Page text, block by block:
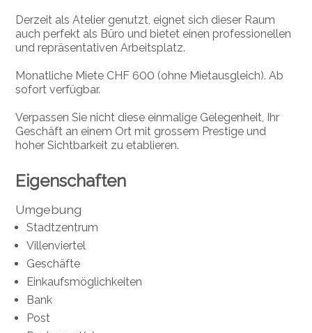
Derzeit als Atelier genutzt, eignet sich dieser Raum
auch perfekt als Büro und bietet einen professionellen
und repräsentativen Arbeitsplatz.
Monatliche Miete CHF 600 (ohne Mietausgleich). Ab
sofort verfügbar.
Verpassen Sie nicht diese einmalige Gelegenheit, Ihr
Geschäft an einem Ort mit grossem Prestige und
hoher Sichtbarkeit zu etablieren.
Eigenschaften
Umgebung
Stadtzentrum
Villenviertel
Geschäfte
Einkaufsmöglichkeiten
Bank
Post